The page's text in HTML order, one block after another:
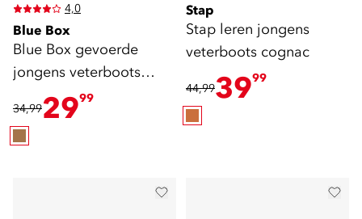
4,0
Blue Box
Blue Box gevoerde
jongens veterboots
bruin
34,992999
Stap
Stap leren jongens
veterboots cognac
44,993999